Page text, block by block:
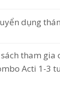
dụng
tham
Acti 1-3